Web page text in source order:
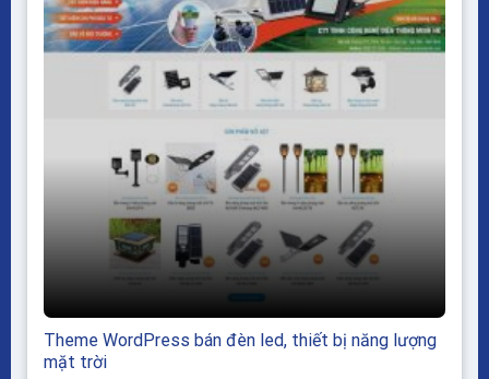
Theme WordPress bán đèn led, thiết bị năng lượng
mặt trời